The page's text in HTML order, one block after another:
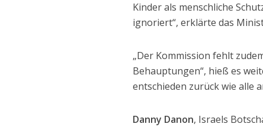
Kinder als menschliche
ignoriert“, erklärte das
„Der Kommission fehlt
Behauptungen“, hieß es
entschieden zurück wie alle
Danny Danon, Israels